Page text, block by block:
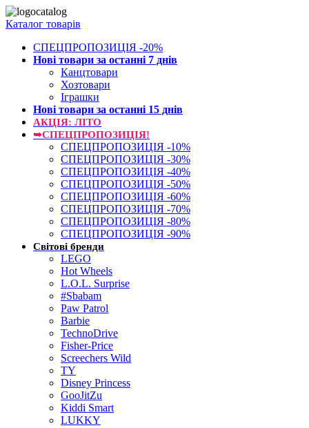
Каталог товарів
СПЕЦПРОПОЗИЦІЯ -20%
Нові товари за останнi 7 днiв
Канцтовари
Хозтовари
Іграшки
Нові товари за останнi 15 днiв
АКЦІЯ: ЛІТО
➥СПЕЦПРОПОЗИЦІЯ!
СПЕЦПРОПОЗИЦІЯ -10%
СПЕЦПРОПОЗИЦІЯ -30%
СПЕЦПРОПОЗИЦІЯ -40%
СПЕЦПРОПОЗИЦІЯ -50%
СПЕЦПРОПОЗИЦІЯ -60%
СПЕЦПРОПОЗИЦІЯ -70%
СПЕЦПРОПОЗИЦІЯ -80%
СПЕЦПРОПОЗИЦІЯ -90%
Світові бренди
LEGO
Hot Wheels
L.O.L. Surprise
#Sbabam
Paw Patrol
Barbie
TechnoDrive
Fisher-Price
Screechers Wild
TY
Disney Princess
GooJitZu
Kiddi Smart
LUKKY